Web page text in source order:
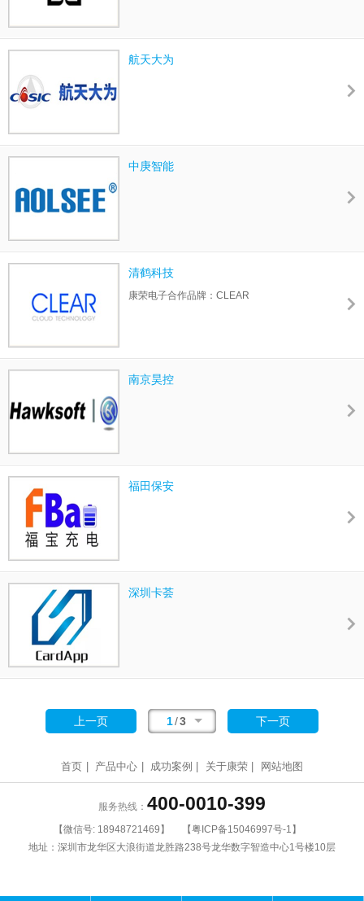
航天大为
中庚智能
清鹤科技
康荣电子合作品牌：CLEAR
南京昊控
福田保安
深圳卡荟
上一页 1/3 下一页
首页 产品中心 成功案例 关于康荣 网站地图
服务热线： 400-0010-399
【微信号: 18948721469】 【粤ICP备15046997号-1 】
地址：深圳市龙华区大浪街道龙胜路238号龙华数字智造中心1号楼10层